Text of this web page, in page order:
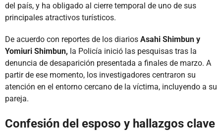
del país, y ha obligado al cierre temporal de uno de sus
principales atractivos turísticos.
De acuerdo con reportes de los diarios Asahi Shimbun y
Yomiuri Shimbun, la Policía inició las pesquisas tras la
denuncia de desaparición presentada a finales de marzo. A
partir de ese momento, los investigadores centraron su
atención en el entorno cercano de la víctima, incluyendo a su
pareja.
Confesión del esposo y hallazgos clave